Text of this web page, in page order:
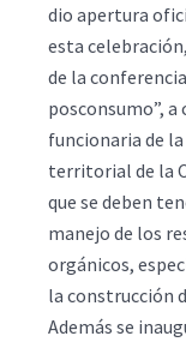
dio apertura
esta
de la
posconsumo”, a
funcionaria de
territorial de la
que se deben
manejo de los
orgánicos,
la construcción
Además se